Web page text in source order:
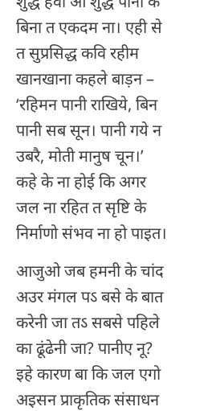
बिना त एकदम ना। एही से
त सुप्रसिद्ध कवि रहीम
खानखाना कहले बाड़न –
‘रहिमन पानी राखिये, बिन
पानी सब सून। पानी गये न
उबरै, मोती मानुष चून।’
कहे के ना होई कि अगर
जल ना रहित त सृष्टि के
निर्माणो संभव ना हो पाइत।
आजुओ जब हमनी के चांद
अउर मंगल पऽ बसे के बात
करेनी जा तऽ सबसे पहिले
का ढूंढेनी जा? पानीए नू?
इहे कारण बा कि जल एगो
अइसन प्राकृतिक संसाधन